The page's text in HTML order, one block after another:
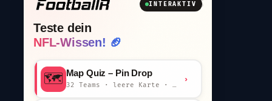
INTERAKTIV
Teste dein
NFL-Wissen! 🏈
🗺️ Map Quiz – Pin Drop
32 Teams · leere Karte · km-Wertung
›